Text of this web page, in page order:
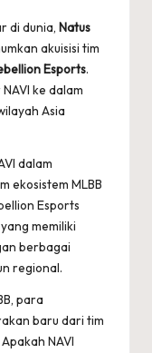
di dunia, Natus
akuisisi tim
Esports.
ke dalam
Asia
dalam
ekosistem MLBB
Esports
memiliki
berbagai
regional.
para
baru dari tim
NAVI